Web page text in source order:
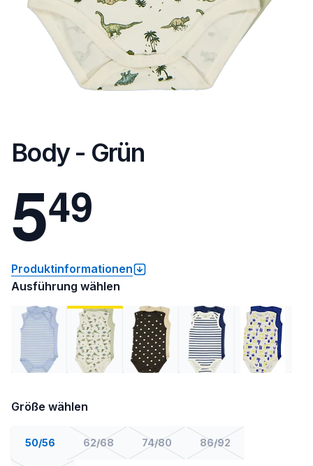
Body - Grün
549
Produktinformationen
Ausführung wählen
Größe wählen
50/56 62/68 74/80 86/92